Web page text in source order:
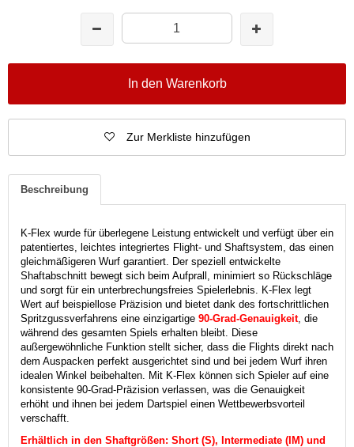
In den Warenkorb
Zur Merkliste hinzufügen
Beschreibung
K-Flex wurde für überlegene Leistung entwickelt und verfügt über ein
patentiertes, leichtes integriertes Flight- und Shaftsystem, das einen
gleichmäßigeren Wurf garantiert. Der speziell entwickelte
Shaftabschnitt bewegt sich beim Aufprall, minimiert so Rückschläge
und sorgt für ein unterbrechungsfreies Spielerlebnis.
K-Flex legt
Wert auf beispiellose Präzision und bietet dank des fortschrittlichen
Spritzgussverfahrens eine einzigartige 90-Grad-Genauigkeit, die
während des gesamten Spiels erhalten bleibt. Diese
außergewöhnliche Funktion stellt sicher, dass die Flights direkt nach
dem Auspacken perfekt ausgerichtet sind und bei jedem Wurf ihren
idealen Winkel beibehalten. Mit K-Flex können sich Spieler auf eine
konsistente 90-Grad-Präzision verlassen, was die Genauigkeit
erhöht und ihnen bei jedem Dartspiel einen Wettbewerbsvorteil
verschafft.
Erhältlich in den Shaftgrößen: Short (S), Intermediate (IM) und